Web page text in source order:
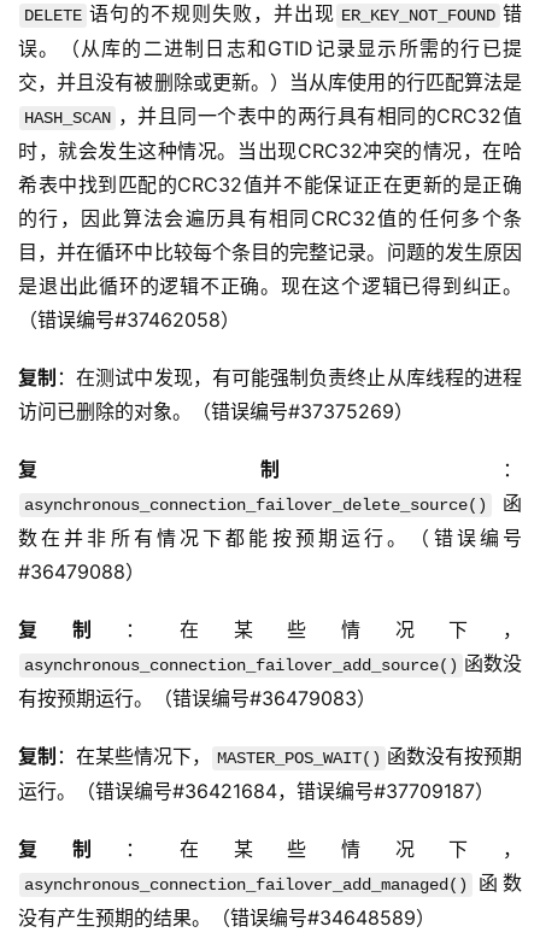
DELETE 语句的不规则失败，并出现 ER_KEY_NOT_FOUND 错
误。（从库的二进制日志和GTID记录显示所需的行已提
交，并且没有被删除或更新。）当从库使用的行匹配算法是
HASH_SCAN ，并且同一个表中的两行具有相同的CRC32值
时，就会发生这种情况。当出现CRC32冲突的情况，在哈
希表中找到匹配的CRC32值并不能保证正在更新的是正确
的行，因此算法会遍历具有相同CRC32值的任何多个条
目，并在循环中比较每个条目的完整记录。问题的发生原因
是退出此循环的逻辑不正确。现在这个逻辑已得到纠正。
（错误编号#37462058）
复制 ：在测试中发现，有可能强制负责终止从库线程的进程
访问已删除的对象。（错误编号#37375269）
复制 ：
asynchronous_connection_failover_delete_source()
函
数在并非所有情况下都能按预期运行。（错误编号
#36479088）
复制 ：在某些情况下，
asynchronous_connection_failover_add_source() 函数没
有按预期运行。（错误编号#36479083）
复制 ：在某些情况下， MASTER_POS_WAIT() 函数没有按预期
运行。（错误编号#36421684，错误编号#37709187）
复制 ：在某些情况下，
asynchronous_connection_failover_add_managed()
函数
没有产生预期的结果。（错误编号#34648589）